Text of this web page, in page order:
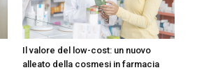
Il valore del low-cost: un nuovo
alleato della cosmesi in farmacia